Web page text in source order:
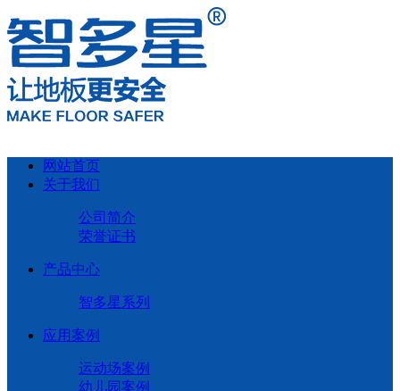
网站首页
关于我们
公司简介
荣誉证书
产品中心
智多星系列
应用案例
运动场案例
幼儿园案例